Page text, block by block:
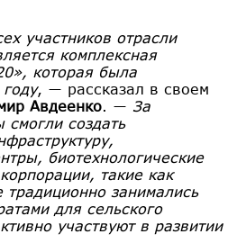
участников отрасли
комплексная
которая была
, ― рассказал в своем
Авдеенко. ― За
создать
биотехнологические
такие как
занимались
для сельского
участвуют в развитии